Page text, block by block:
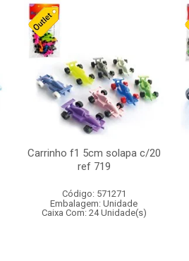
Carrinho f1 5cm solapa c/20
ref 719
Código: 571271
Embalagem: Unidade
Caixa Com: 24 Unidade(s)